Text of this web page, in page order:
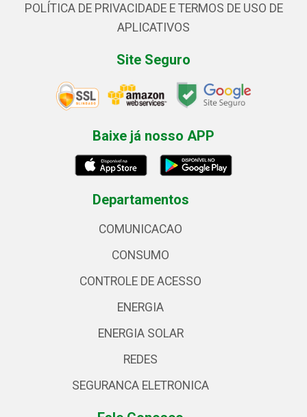
POLÍTICA DE PRIVACIDADE E TERMOS DE USO DE
APLICATIVOS
Site Seguro
Baixe já nosso APP
Departamentos
COMUNICACAO
CONSUMO
CONTROLE DE ACESSO
ENERGIA
ENERGIA SOLAR
REDES
SEGURANCA ELETRONICA